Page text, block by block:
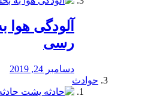
آلودگی
رسی
دسامبر 24, 2019
حوادث